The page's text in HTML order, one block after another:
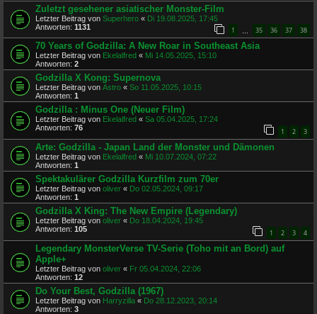
Zuletzt gesehener asiatischer Monster-Film
Letzter Beitrag von Superhero « Di 19.08.2025, 17:45
Antworten: 1131 1 35 36 37 38
70 Years of Godzilla: A New Roar in Southeast Asia
Letzter Beitrag von Ekelalfred « Mi 14.05.2025, 15:10
Antworten: 2
Godzilla X Kong: Supernova
Letzter Beitrag von Astro « So 11.05.2025, 10:15
Antworten: 1
Godzilla : Minus One (Neuer Film)
Letzter Beitrag von Ekelalfred « Sa 05.04.2025, 17:24
Antworten: 76 1 2 3
Arte: Godzilla - Japan Land der Monster und Dämonen
Letzter Beitrag von Ekelalfred « Mi 10.07.2024, 07:22
Antworten: 1
Spektakulärer Godzilla Kurzfilm zum 70er
Letzter Beitrag von oliver « Do 02.05.2024, 09:17
Antworten: 1
Godzilla X King: The New Empire (Legendary)
Letzter Beitrag von oliver « Do 18.04.2024, 19:45
Antworten: 105 1 2 3 4
Legendary MonsterVerse TV-Serie (Toho mit an Bord) auf
Apple+
Letzter Beitrag von oliver « Fr 05.04.2024, 22:06
Antworten: 12
Do Your Best, Godzilla (1967)
Letzter Beitrag von Harryzilla « Do 28.12.2023, 20:14
Antworten: 3